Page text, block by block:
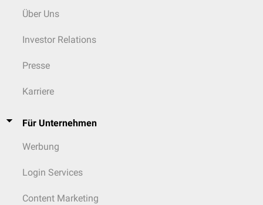
Über Uns
Investor Relations
Presse
Karriere
Für Unternehmen
Werbung
Login Services
Content Marketing